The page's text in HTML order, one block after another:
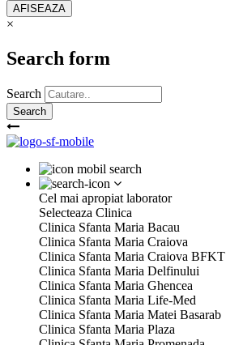
×
Search form
Search
Cel mai apropiat laborator
Selecteaza Clinica
Clinica Sfanta Maria Bacau
Clinica Sfanta Maria Craiova
Clinica Sfanta Maria Craiova BFKT
Clinica Sfanta Maria Delfinului
Clinica Sfanta Maria Ghencea
Clinica Sfanta Maria Life-Med
Clinica Sfanta Maria Matei Basarab
Clinica Sfanta Maria Plaza